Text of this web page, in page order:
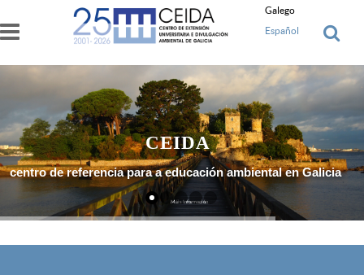
Ir o contido principal
Galego
Español
centro de referencia para a educación ambiental en Galicia
Máis Información
CEIDA